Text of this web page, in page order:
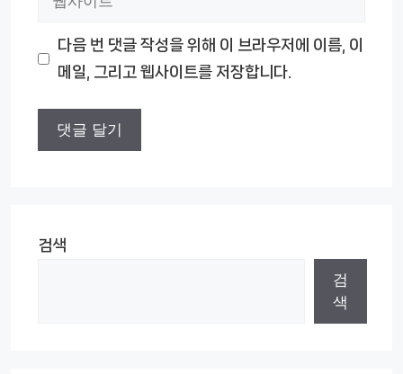
다음 번 댓글 작성을 위해 이 브라우저에 이름, 이
메일, 그리고 웹사이트를 저장합니다.
검색
검
색